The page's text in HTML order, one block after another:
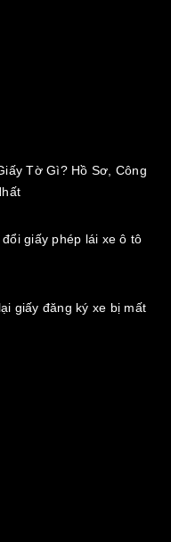
Tờ Gì? Hồ Sơ, Công
giấy phép lái xe ô tô
giấy đăng ký xe bị mất